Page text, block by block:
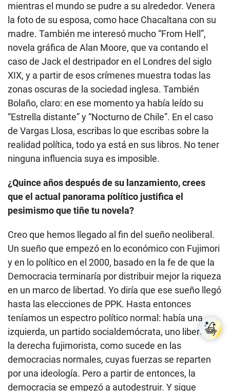
mientras el mundo se pudre a su alrededor. Venera
la foto de su esposa, como hace Chacaltana con su
madre. También me interesó mucho “From Hell”,
novela gráfica de Alan Moore, que va contando el
caso de Jack el destripador en el Londres del siglo
XIX, y a partir de esos crímenes muestra todas las
zonas oscuras de la sociedad inglesa. También
Bolaño, claro: en ese momento ya había leído su
“Estrella distante” y “Nocturno de Chile”. En el caso
de Vargas Llosa, escribas lo que escribas sobre la
realidad política, todo ya está en sus libros. No tener
ninguna influencia suya es imposible.
¿Quince años después de su lanzamiento, crees
que el actual panorama político justifica el
pesimismo que tiñe tu novela?
Creo que hemos llegado al fin del sueño neoliberal.
Un sueño que empezó en lo económico con Fujimori
y en lo político en el 2000, basado en la fe de que la
Democracia terminaría por distribuir mejor la riqueza
en un marco de libertad. Yo diría que ese sueño llegó
hasta las elecciones de PPK. Hasta entonces
teníamos un espectro político normal: había una
izquierda, un partido socialdemócrata, uno liberal y
la derecha fujimorista, como sucede en las
democracias normales, cuyas fuerzas se reparten
por una ideología. Pero a partir de entonces, la
democracia se empezó a autodestruir. Y sigue